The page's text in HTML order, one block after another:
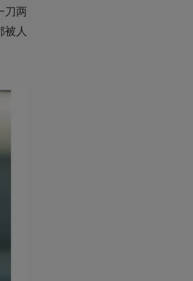
刀两
人